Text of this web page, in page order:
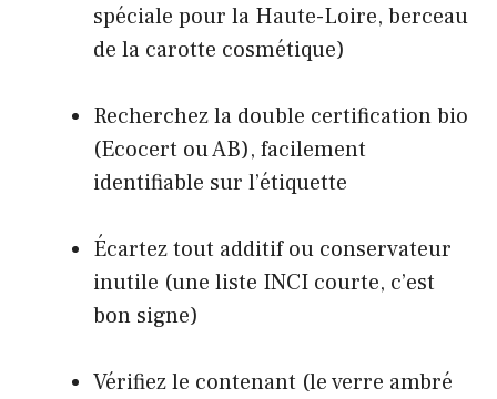
spéciale pour la Haute-Loire, berceau
de la carotte cosmétique)
Recherchez la double certification bio
(Ecocert ou AB), facilement
identifiable sur l’étiquette
Écartez tout additif ou conservateur
inutile (une liste INCI courte, c’est
bon signe)
Vérifiez le contenant (le verre ambré